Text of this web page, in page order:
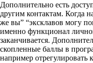
Дополнительно есть
другим контактам. Когда
же вы” “эксклавов могу
именно функционал
заканчивается.
скопленные баллы в
например отрегулировать